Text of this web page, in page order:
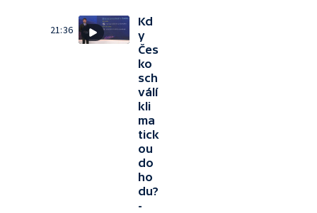
21:36
Kd
y
Čes
ko
sch
válí
kli
ma
tick
ou
do
ho
du?
-